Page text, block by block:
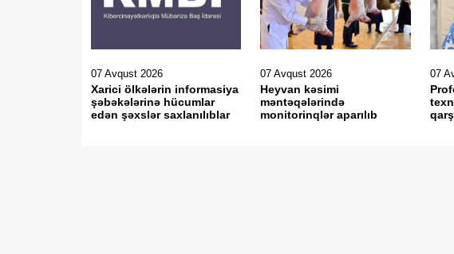
07 Avqust 2026
Xarici ölkələrin informasiya
şəbəkələrinə hücumlar
edən şəxslər saxlanılıblar
07 Avqust 2026
Heyvan kəsimi
məntəqələrində
monitorinqlər aparılıb
07